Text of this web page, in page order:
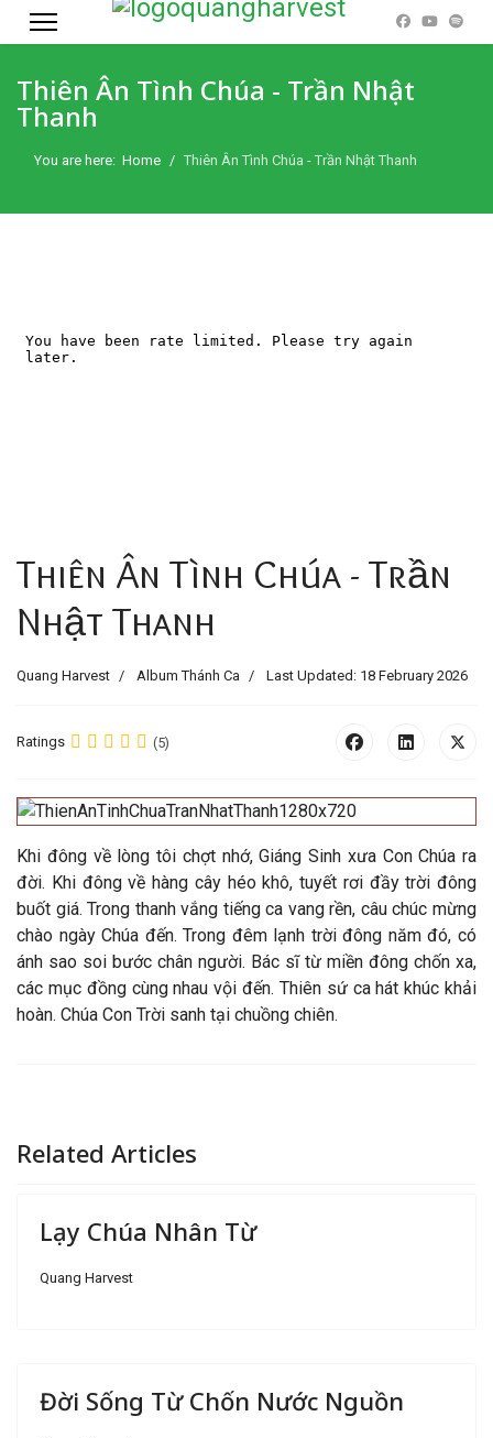
Thiên Ân Tình Chúa - Trần Nhật
Thanh
You are here: Home Thiên Ân Tình Chúa - Trần Nhật Thanh
Thiên Ân Tình Chúa - Trần
Nhật Thanh
Quang Harvest Album Thánh Ca Last Updated: 18 February 2026
Ratings (5)
Khi đông về lòng tôi chợt nhớ, Giáng Sinh xưa Con Chúa ra
đời. Khi đông về hàng cây héo khô, tuyết rơi đầy trời đông
buốt giá. Trong thanh vắng tiếng ca vang rền, câu chúc mừng
chào ngày Chúa đến. Trong đêm lạnh trời đông năm đó, có
ánh sao soi bước chân người. Bác sĩ từ miền đông chốn xa,
các mục đồng cùng nhau vội đến. Thiên sứ ca hát khúc khải
hoàn. Chúa Con Trời sanh tại chuồng chiên.
Related Articles
Lạy Chúa Nhân Từ
Quang Harvest
Đời Sống Từ Chốn Nước Nguồn